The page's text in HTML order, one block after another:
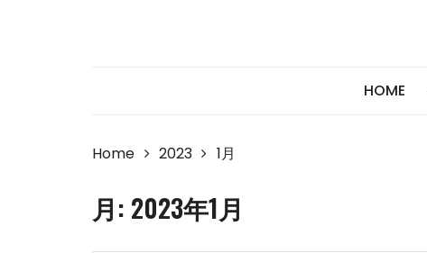
HOME
Home 2023 1月
月: 2023年1月